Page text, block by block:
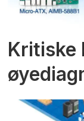
Kritiske